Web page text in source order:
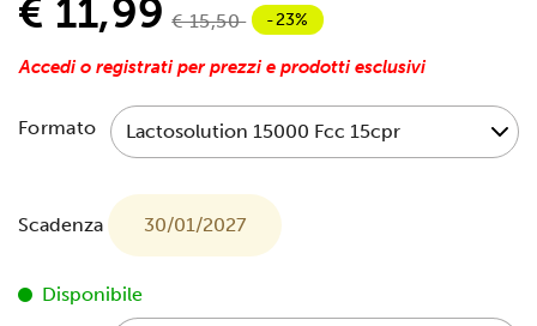
€ 11,99 € 15,50 -23%
Accedi o registrati per prezzi e prodotti esclusivi
Formato
Scadenza 30/01/2027
Disponibile